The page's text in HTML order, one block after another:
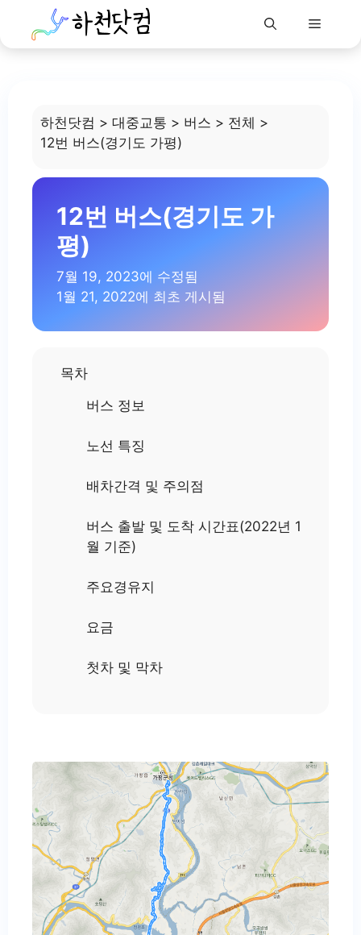
content
Menu
하천닷컴 > 대중교통 > 버스 > 전체 >
12번 버스(경기도 가평)
12번 버스(경기도 가
평)
7월 19, 2023에 수정됨
1월 21, 2022에 최초 게시됨
목차
버스 정보
노선 특징
배차간격 및 주의점
버스 출발 및 도착 시간표(2022년 1
월 기준)
주요경유지
요금
첫차 및 막차